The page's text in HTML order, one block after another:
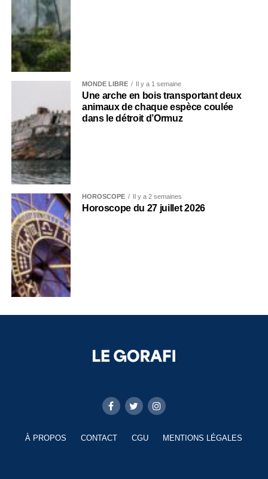
MONDE LIBRE Il y a 1 semaine
Une arche en bois transportant deux
animaux de chaque espèce coulée
dans le détroit d’Ormuz
HOROSCOPE Il y a 2 semaines
Horoscope du 27 juillet 2026
À PROPOS CONTACT CGU MENTIONS LÉGALES